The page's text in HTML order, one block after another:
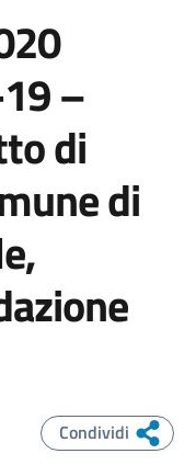
–
di
di
Condividi